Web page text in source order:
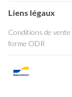
Liens légaux
Conditions de vente
forme ODR